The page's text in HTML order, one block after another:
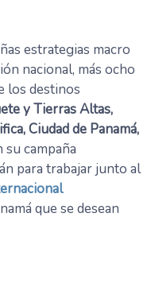
estrategias macro
nacional, más ocho
los destinos
y Tierras Altas,
Ciudad de Panamá,
su campaña
para trabajar junto al
que se desean